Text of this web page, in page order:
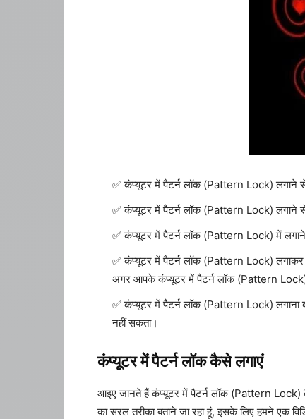
कंप्यूटर में पैटर्न लॉक (Pattern Lock) लगाने
कंप्यूटर में पैटर्न लॉक (Pattern Lock) लगाने
कंप्यूटर में पैटर्न लॉक (Pattern Lock) में लगाने
कंप्यूटर में पैटर्न लॉक (Pattern Lock)
अगर आपके कंप्यूटर में पैटर्न लॉक (Pattern Lock)
कंप्यूटर में पैटर्न लॉक (Pattern Lock) लगाना
नहीं सकता।
कंप्यूटर में पैटर्न लॉक कैसे लगाएं
आइए जानते हैं कंप्यूटर में पैटर्न लॉक (Pattern Lock)
का सरल तरीका बताने जा रहा हूं, इसके लिए हमने एक